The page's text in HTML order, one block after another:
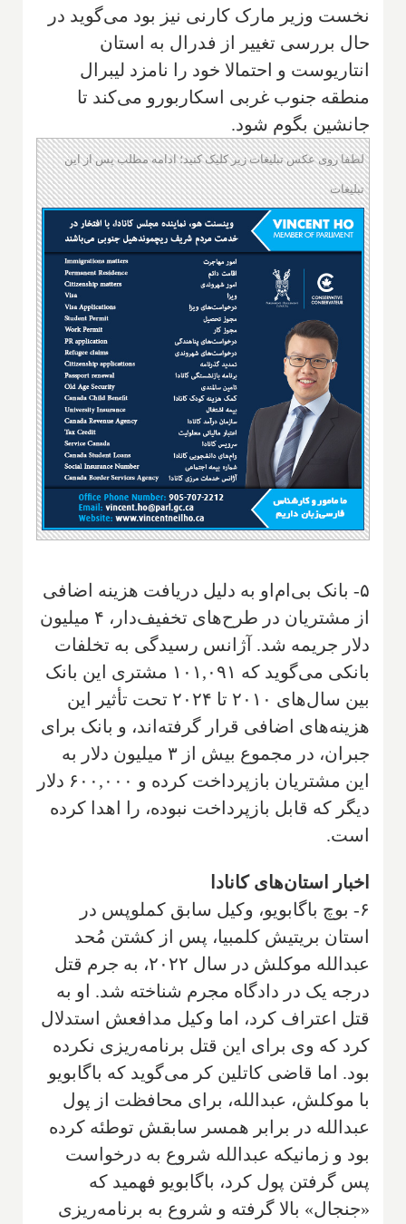
نخست وزیر مارک کارنی نیز بود می‌گوید در
حال بررسی تغییر از فدرال به استان
انتاریوست و احتمالا خود را نامزد لیبرال
منطقه جنوب غربی اسکاربورو می‌کند تا
جانشین بگوم شود.
لطفا روی عکس تبلیغات زیر کلیک کنید؛ ادامه مطلب پس از این
تبلیغات
۵- بانک بی‌ام‌او به دلیل دریافت هزینه اضافی
از مشتریان در طرح‌های تخفیف‌دار، ۴ میلیون
دلار جریمه شد. آژانس رسیدگی به تخلفات
بانکی می‌گوید که ۱۰۱,۰۹۱ مشتری این بانک
بین سال‌های ۲۰۱۰ تا ۲۰۲۴ تحت تأثیر این
هزینه‌های اضافی قرار گرفته‌اند، و بانک برای
جبران، در مجموع بیش از ۳ میلیون دلار به
این مشتریان بازپرداخت کرده و ۶۰۰,۰۰۰ دلار
دیگر که قابل بازپرداخت نبوده، را اهدا کرده
است.
اخبار استان‌های کانادا
۶- بوچ باگابویو، وکیل سابق کملوپس در
استان بریتیش کلمبیا، پس از کشتن مُحد
عبدالله موکلش در سال ۲۰۲۲، به جرم قتل
درجه یک در دادگاه مجرم شناخته شد. او به
قتل اعتراف کرد، اما وکیل مدافعش استدلال
کرد که وی برای این قتل برنامه‌ریزی نکرده
بود. اما قاضی کاتلین کر می‌گوید که باگابویو
با موکلش، عبدالله، برای محافظت از پول
عبدالله در برابر همسر سابقش توطئه کرده
بود و زمانیکه عبدالله شروع به درخواست
پس گرفتن پول کرد، باگابویو فهمید که
«جنجال» بالا گرفته و شروع به برنامه‌ریزی